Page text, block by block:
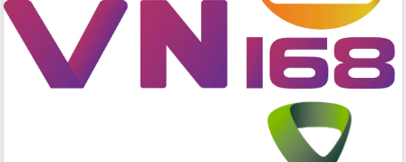
Tập huấn nâng cao năng lực triển khai
chuyển đổi số cho cán bộ, công chức
cấp xã
Đắk Lắk phát động hưởng ứng Ngày
Quyền của người tiêu dùng Việt Nam